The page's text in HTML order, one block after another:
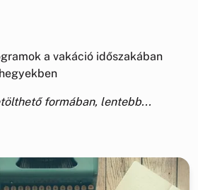
a vakáció időszakában
formában, lentebb...